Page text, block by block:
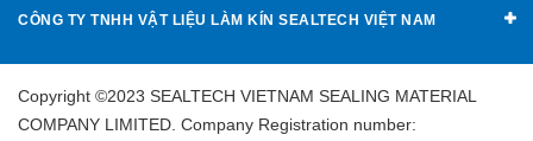
CÔNG TY TNHH VẬT LIỆU LÀM KÍN SEALTECH VIỆT NAM
Copyright ©2023 SEALTECH VIETNAM SEALING MATERIAL
COMPANY LIMITED. Company Registration number: